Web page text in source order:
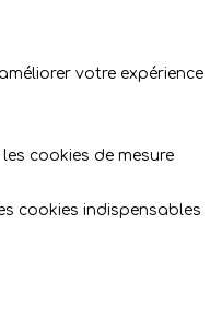
votre expérience
cookies de mesure
cookies indispensables